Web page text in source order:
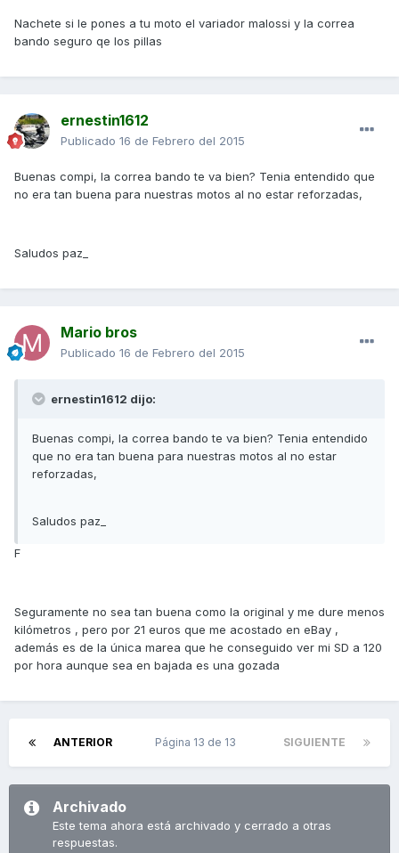
Nachete si le pones a tu moto el variador malossi y la correa
bando seguro qe los pillas
ernestin1612
Publicado 16 de Febrero del 2015
Buenas compi, la correa bando te va bien? Tenia entendido que
no era tan buena para nuestras motos al no estar reforzadas,
Saludos paz_
Mario bros
Publicado 16 de Febrero del 2015
ernestin1612 dijo:
Buenas compi, la correa bando te va bien? Tenia entendido
que no era tan buena para nuestras motos al no estar
reforzadas,
Saludos paz_
F
Seguramente no sea tan buena como la original y me dure menos
kilómetros , pero por 21 euros que me acostado en eBay ,
además es de la única marea que he conseguido ver mi SD a 120
por hora aunque sea en bajada es una gozada
ANTERIOR SIGUIENTE
Página 13 de 13
Archivado
Este tema ahora está archivado y cerrado a otras
respuestas.